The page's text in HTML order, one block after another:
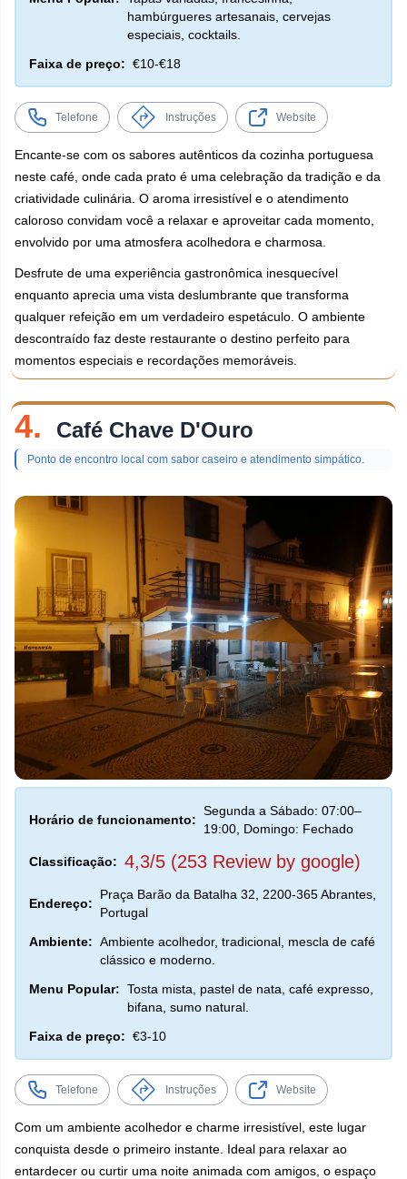
hambúrgueres artesanais, cervejas
especiais, cocktails.
Faixa de preço: €10-€18
Telefone Instruções Website
Encante-se com os sabores autênticos da cozinha portuguesa
neste café, onde cada prato é uma celebração da tradição e da
criatividade culinária. O aroma irresistível e o atendimento
caloroso convidam você a relaxar e aproveitar cada momento,
envolvido por uma atmosfera acolhedora e charmosa.
Desfrute de uma experiência gastronômica inesquecível
enquanto aprecia uma vista deslumbrante que transforma
qualquer refeição em um verdadeiro espetáculo. O ambiente
descontraído faz deste restaurante o destino perfeito para
momentos especiais e recordações memoráveis.
4. Café Chave D'Ouro
Ponto de encontro local com sabor caseiro e atendimento simpático.
Horário de funcionamento:
Segunda a Sábado: 07:00–
19:00, Domingo: Fechado
Classificação: 4,3/5 (253 Review by google)
Endereço:
Praça Barão da Batalha 32, 2200-365 Abrantes,
Portugal
Ambiente: Ambiente acolhedor, tradicional, mescla de café
clássico e moderno.
Menu Popular: Tosta mista, pastel de nata, café expresso,
bifana, sumo natural.
Faixa de preço: €3-10
Telefone Instruções Website
Com um ambiente acolhedor e charme irresistível, este lugar
conquista desde o primeiro instante. Ideal para relaxar ao
entardecer ou curtir uma noite animada com amigos, o espaço